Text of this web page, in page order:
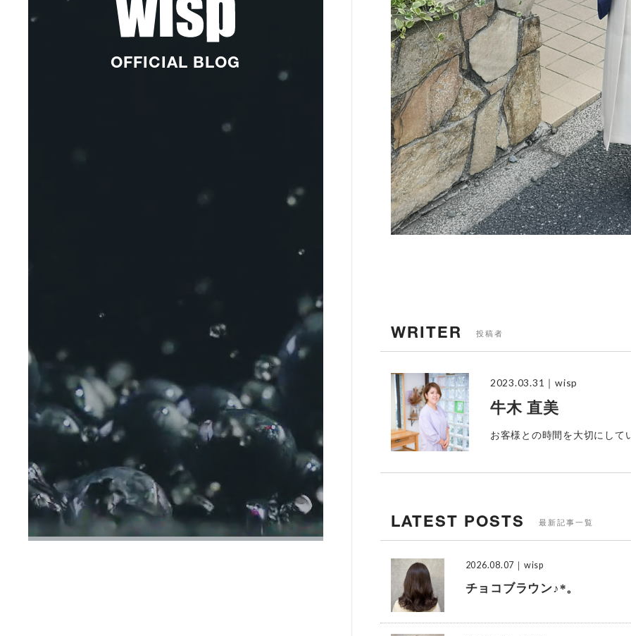
OFFICIAL BLOG
WRITER 投稿者
2023.03.31 ｜wisp
牛木 直美
お客様との時間を大切にして
LATEST POSTS 最新記事一覧
2026.08.07 ｜wisp
チョコブラウン♪*。